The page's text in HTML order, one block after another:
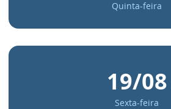
Quinta-feira
19/08
Sexta-feira